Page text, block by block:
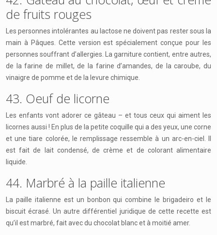
de fruits rouges
Les personnes intolérantes au lactose ne doivent pas rester sous la
main à Pâques. Cette version est spécialement conçue pour les
personnes souffrant d’allergies. La garniture contient, entre autres,
de la farine de millet, de la farine d’amandes, de la caroube, du
vinaigre de pomme et de la levure chimique.
43. Oeuf de licorne
Les enfants vont adorer ce gâteau – et tous ceux qui aiment les
licornes aussi ! En plus de la petite coquille qui a des yeux, une corne
et une tiare colorée, le remplissage ressemble à un arc-en-ciel. Il
est fait de lait condensé, de crème et de colorant alimentaire
liquide.
44. Marbré à la paille italienne
La paille italienne est un bonbon qui combine le brigadeiro et le
biscuit écrasé. Un autre différentiel juridique de cette recette est
qu’il est marbré, fait avec du chocolat blanc et à moitié amer.